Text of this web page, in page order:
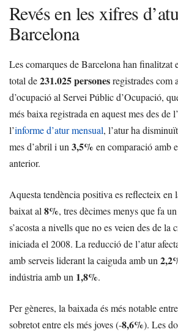
Revés en les xifres
Barcelona
Les comarques de Barcelona han finalitzat
total de231.025 personesregistrades com
d’ocupació al Servei Públic d’Ocupació,
més baixa registrada en aquest mes des de
l’informe d’atur mensual, l’atur ha
mes d’abril i un 3,5% en comparació amb
anterior.
Aquesta tendència positiva es reflecteix en
baixat al 8%, tres dècimes menys que fa
s’acosta a nivells que no es veien des de la
iniciada el 2008. La reducció de l’atur
amb serveis liderant la caiguda amb un
indústria amb un 1,8%.
Per gèneres, la baixada és més notable
sobretot entre els més joves (-8,6%). Les